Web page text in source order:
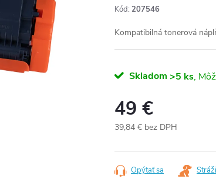
Kód: 207546
Kompatibilná tonerová
Skladom >5 ks
49 €
39,84 € bez DPH
cena:
Opýtať sa